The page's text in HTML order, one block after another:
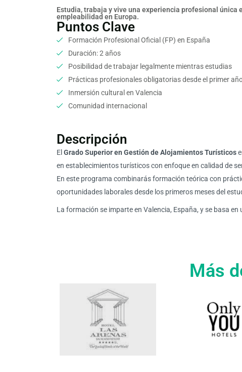
Estudia, trabaja y vive una experiencia profesional única
empleabilidad en Europa.
Puntos Clave
Formación Profesional Oficial (FP) en España
Duración: 2 años
Posibilidad de trabajar legalmente mientras estudias
Prácticas profesionales obligatorias desde el primer
Inmersión cultural en Valencia
Comunidad internacional
Descripción
El Grado Superior en Gestión de Alojamientos Turísticos
en establecimientos turísticos con enfoque en calidad de
En este programa combinarás formación teórica con
oportunidades laborales desde los primeros meses del
La formación se imparte en Valencia, España, y se basa
Más